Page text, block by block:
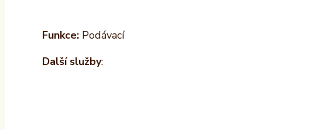
Funkce: Podávací
Další služby: